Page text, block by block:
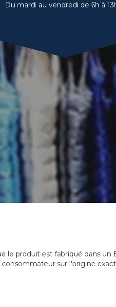
Du mardi au vendredi de 6h à
le produit est fabriqué dans un
sur l'origine